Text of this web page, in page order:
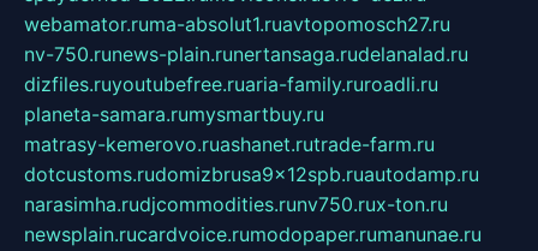
webamator.ruma-absolut1.ruavtopomosch27.ru
nv-750.runews-plain.runertansaga.rudelanalad.ru
dizfiles.ruyoutubefree.ruaria-family.ruroadli.ru
planeta-samara.rumysmartbuy.ru
matrasy-kemerovo.ruashanet.rutrade-farm.ru
dotcustoms.rudomizbrusa9x12spb.ruautodamp.ru
narasimha.rudjcommodities.runv750.rux-ton.ru
newsplain.rucardvoice.rumodopaper.rumanunae.ru